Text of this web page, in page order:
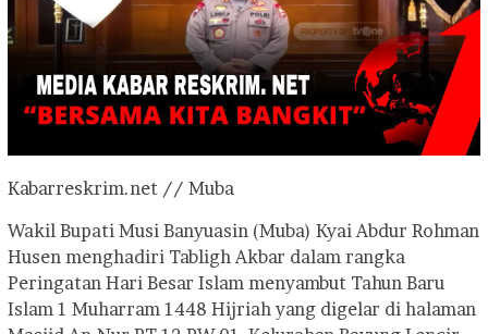
Kabarreskrim.net // Muba
Wakil Bupati Musi Banyuasin (Muba) Kyai Abdur Rohman
Husen menghadiri Tabligh Akbar dalam rangka
Peringatan Hari Besar Islam menyambut Tahun Baru
Islam 1 Muharram 1448 Hijriah yang digelar di halaman